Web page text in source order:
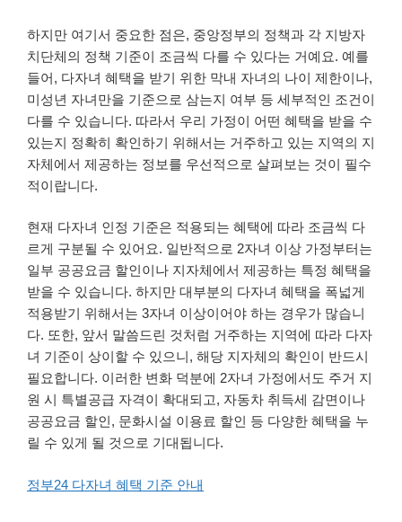
하지만 여기서 중요한 점은, 중앙정부의 정책과 각 지방자
치단체의 정책 기준이 조금씩 다를 수 있다는 거예요. 예를
들어, 다자녀 혜택을 받기 위한 막내 자녀의 나이 제한이나,
미성년 자녀만을 기준으로 삼는지 여부 등 세부적인 조건이
다를 수 있습니다. 따라서 우리 가정이 어떤 혜택을 받을 수
있는지 정확히 확인하기 위해서는 거주하고 있는 지역의 지
자체에서 제공하는 정보를 우선적으로 살펴보는 것이 필수
적이랍니다.
현재 다자녀 인정 기준은 적용되는 혜택에 따라 조금씩 다
르게 구분될 수 있어요. 일반적으로 2자녀 이상 가정부터는
일부 공공요금 할인이나 지자체에서 제공하는 특정 혜택을
받을 수 있습니다. 하지만 대부분의 다자녀 혜택을 폭넓게
적용받기 위해서는 3자녀 이상이어야 하는 경우가 많습니
다. 또한, 앞서 말씀드린 것처럼 거주하는 지역에 따라 다자
녀 기준이 상이할 수 있으니, 해당 지자체의 확인이 반드시
필요합니다. 이러한 변화 덕분에 2자녀 가정에서도 주거 지
원 시 특별공급 자격이 확대되고, 자동차 취득세 감면이나
공공요금 할인, 문화시설 이용료 할인 등 다양한 혜택을 누
릴 수 있게 될 것으로 기대됩니다.
정부24 다자녀 혜택 기준 안내